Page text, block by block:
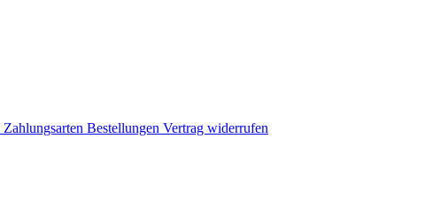
Zahlungsarten Bestellungen Vertrag widerrufen